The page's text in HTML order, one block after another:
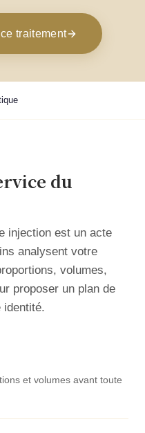
traitement
du
injection est un acte
analysent votre
volumes,
proposer un plan de
identité.
et volumes avant toute